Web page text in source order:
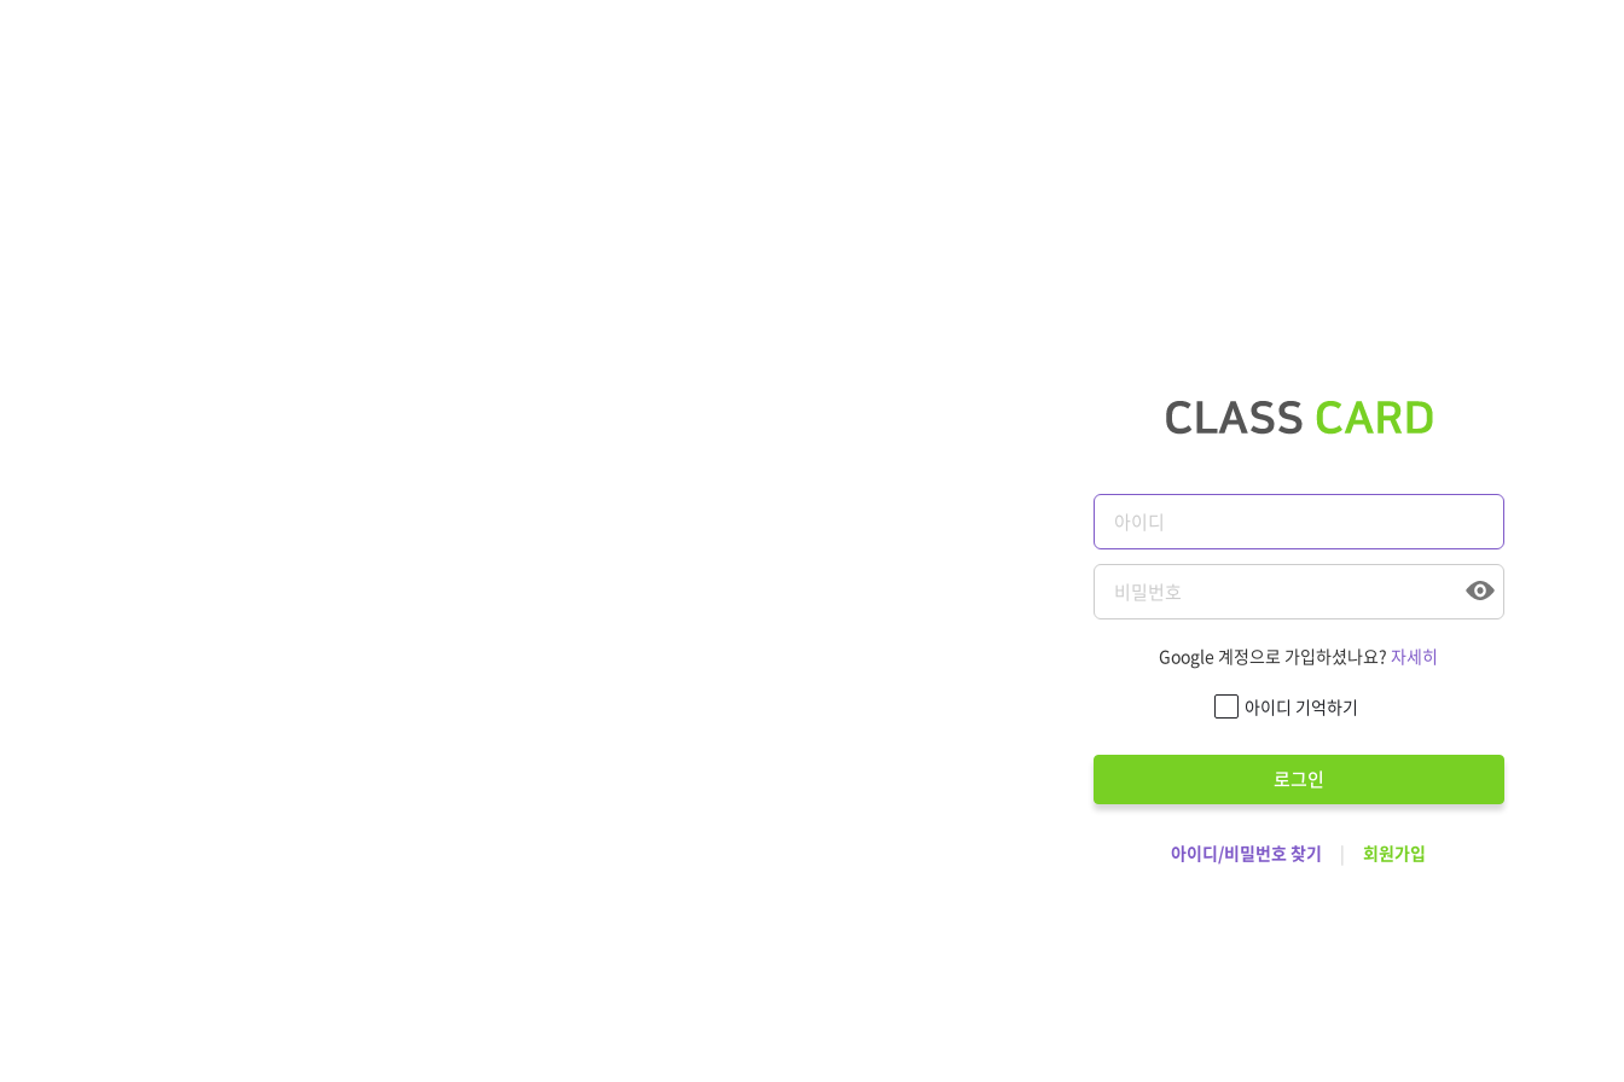
Google 계정으로 가입하셨나요?자세히
아이디 기억하기
로그인
아이디/비밀번호 찾기 | 회원가입